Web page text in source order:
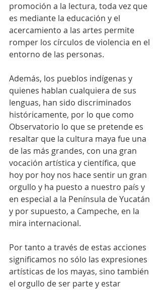
promoción a la lectura, toda vez que
es mediante la educación y el
acercamiento a las artes permite
romper los círculos de violencia en el
entorno de las personas.
Además, los pueblos indígenas y
quienes hablan cualquiera de sus
lenguas, han sido discriminados
históricamente, por lo que como
Observatorio lo que se pretende es
resaltar que la cultura maya fue una
de las más grandes, con una gran
vocación artística y científica, que
hoy por hoy nos hace sentir un gran
orgullo y ha puesto a nuestro país y
en especial a la Península de Yucatán
y por supuesto, a Campeche, en la
mira internacional.
Por tanto a través de estas acciones
significamos no sólo las expresiones
artísticas de los mayas, sino también
el orgullo de ser parte y estar